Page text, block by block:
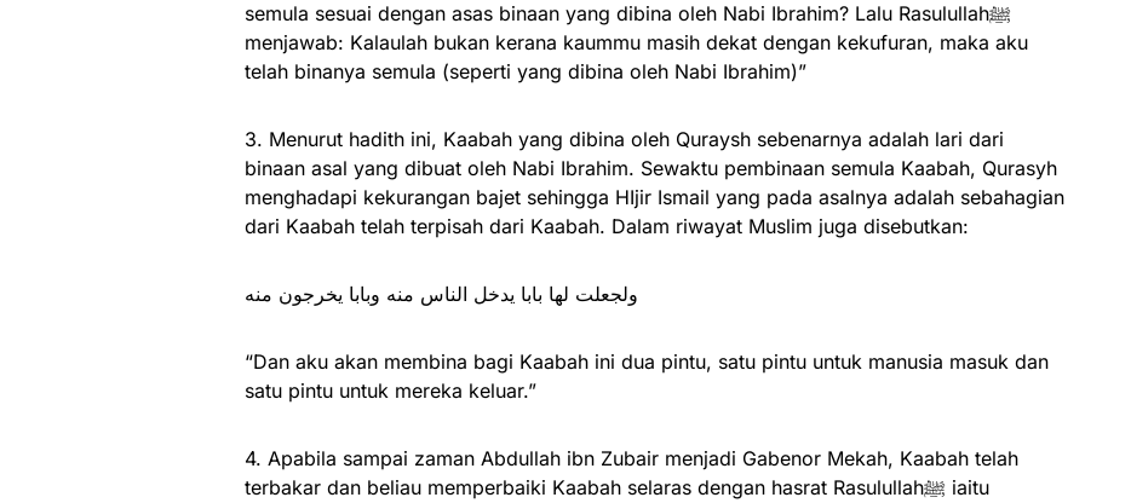
semula sesuai dengan asas binaan yang dibina oleh Nabi Ibrahim? Lalu Rasulullahﷺ
menjawab: Kalaulah bukan kerana kaummu masih dekat dengan kekufuran, maka aku
telah binanya semula (seperti yang dibina oleh Nabi Ibrahim)”
3. Menurut hadith ini, Kaabah yang dibina oleh Quraysh sebenarnya adalah lari dari
binaan asal yang dibuat oleh Nabi Ibrahim. Sewaktu pembinaan semula Kaabah, Qurasyh
menghadapi kekurangan bajet sehingga HIjir Ismail yang pada asalnya adalah sebahagian
dari Kaabah telah terpisah dari Kaabah. Dalam riwayat Muslim juga disebutkan:
ولجعلت لها بابا يدخل الناس منه وبابا يخرجون منه
“Dan aku akan membina bagi Kaabah ini dua pintu, satu pintu untuk manusia masuk dan
satu pintu untuk mereka keluar.”
4. Apabila sampai zaman Abdullah ibn Zubair menjadi Gabenor Mekah, Kaabah telah
terbakar dan beliau memperbaiki Kaabah selaras dengan hasrat Rasulullahﷺ iaitu